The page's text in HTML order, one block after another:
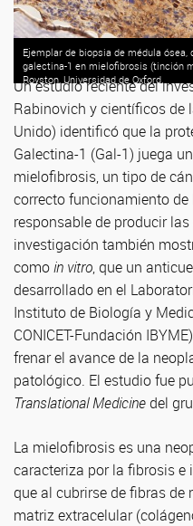
Ejemplar de biopsia de médula
galectina-1 en mielofibrosis (tinción
Royston, Universidad de Oxford.
Un estudio reciente del
Rabinovich y científicos de
Unido) identificó que la
Galectina-1 (Gal-1) juega
mielofibrosis, un tipo de
correcto funcionamiento
responsable de producir
investigación también
comoin vitro, que un
desarrollado en el
Instituto de Biología y
CONICET-Fundación
frenar el avance de la
patológico. El estudio fue
Translational Medicinedel
La mielofibrosis es una
caracteriza por la fibrosis
que al cubrirse de fibras de
matriz extracelular